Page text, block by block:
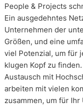
People & Projects
Ein ausgedehntes
Unternehmen der
Größen, und eine
viel Potenzial, um für
klugen Kopf zu
Austausch mit
arbeiten mit vielen
zusammen, um für